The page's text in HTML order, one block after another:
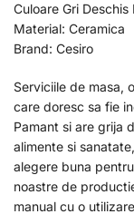
Culoare Gri Deschis
Material: Ceramica
Brand: Cesiro
Serviciile de masa,
care doresc sa fie
Pamant si are grija
alimente si
alegere buna
noastre de
manual cu o